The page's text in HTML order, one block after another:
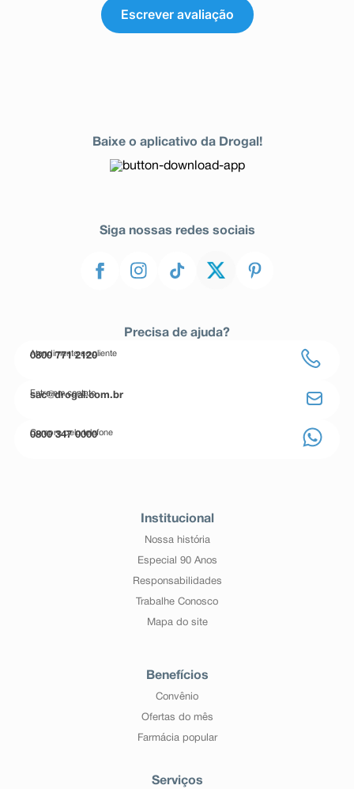
Escrever avaliação
Baixe o aplicativo da Drogal!
Siga nossas redes sociais
Precisa de ajuda?
Atendimento ao cliente
0800 771 2120
Entre em contato
sac@drogal.com.br
Compre pelo telefone
0800 347 0000
Institucional
Nossa história
Especial 90 Anos
Responsabilidades
Trabalhe Conosco
Mapa do site
Benefícios
Convênio
Ofertas do mês
Farmácia popular
Serviços